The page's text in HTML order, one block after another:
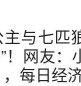
主与七
！网友：
每日经